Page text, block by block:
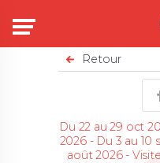
Retour
Du 22 au 29 oct
2026 - Du 3 au 10
août 2026 -